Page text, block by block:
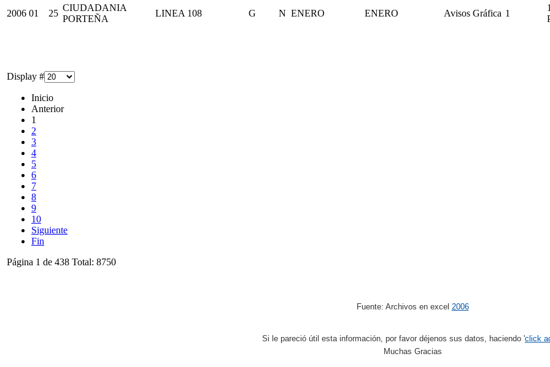
Display #
Inicio
Anterior
1
2
3
4
5
6
7
8
9
10
Siguiente
Fin
Página 1 de 438 Total: 8750
2006 01 25
CIUDADANIA
PORTEÑA
LINEA 108 G N ENERO ENERO Avisos Gráfica 1
1
Fuente: Archivos en excel 2006
Si le pareció útil esta información, por favor déjenos sus datos, haciendo 'click
Muchas Gracias